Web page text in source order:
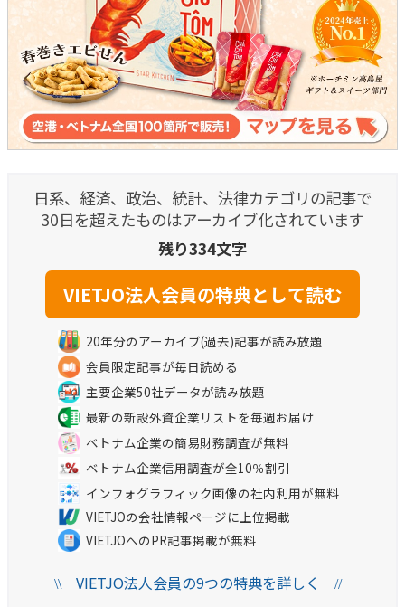
日系、経済、政治、統計、法律カテゴリの記事で
30日を超えたものはアーカイブ化されています
残り334文字
20年分のアーカイブ(過去)記事が読み放題
会員限定記事が毎日読める
主要企業50社データが読み放題
最新の新設外資企業リストを毎週お届け
ベトナム企業の簡易財務調査が無料
ベトナム企業信用調査が全10％割引
インフォグラフィック画像の社内利用が無料
VIETJOの会社情報ページに上位掲載
VIETJOへのPR記事掲載が無料
\\VIETJO法人会員の9つの特典を詳しく //